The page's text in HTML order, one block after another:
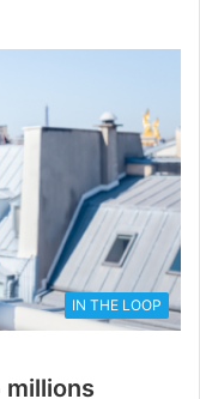
IN THE LOOP
millions